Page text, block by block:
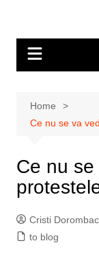
Home
Ce nu se va
Ce nu
Cristi
to blog